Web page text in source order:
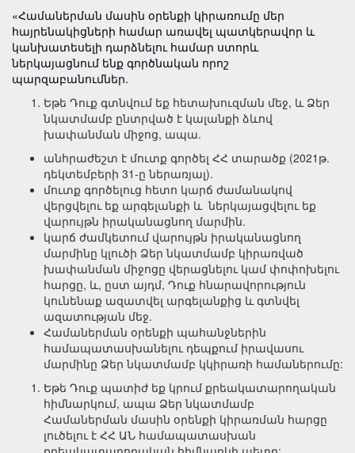
«Համաներման մասին օրենքի կիրառումը մեր
հայրենակիցների համար առավել պատկերավոր և
կանխատեսելի դարձնելու համար ստորև
ներկայացնում ենք գործնական որոշ
պարզաբանումներ.
Եթե Դուք գտնվում եք հետախուզման մեջ, և Ձեր
նկատմամբ ընտրված է կալանքի ձևով
խափանման միջոց, ապա.
անհրաժեշտ է մուտք գործել ՀՀ տարածք (2021թ.
դեկտեմբերի 31-ը ներառյալ).
մուտք գործելուց հետո կարճ ժամանակով
վերցվելու եք արգելանքի և ներկայացվելու եք
վարույթն իրականացնող մարմին.
կարճ ժամկետում վարույթն իրականացնող
մարմինը կլուծի Ձեր նկատմամբ կիրառված
խափանման միջոցը վերացնելու կամ փոփոխելու
հարցը, և, ըստ այդմ, Դուք հնարավորություն
կունենաք ազատվել արգելանքից և գտնվել
ազատության մեջ.
Համաներման օրենքի պահանջներին
համապատասխանելու դեպքում իրավասու
մարմինը Ձեր նկատմամբ կկիրառի համաներումը:
Եթե Դուք պատիժ եք կրում քրեակատարողական
հիմնարկում, ապա Ձեր նկատմամբ
Համաներման մասին օրենքի կիրառման հարցը
լուծելու է ՀՀ ԱՆ համապատասխան